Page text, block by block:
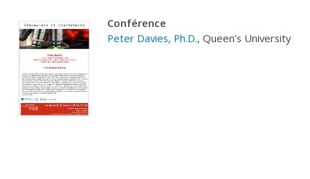
Conférence
Peter Davies, Ph.D., Queen’s University